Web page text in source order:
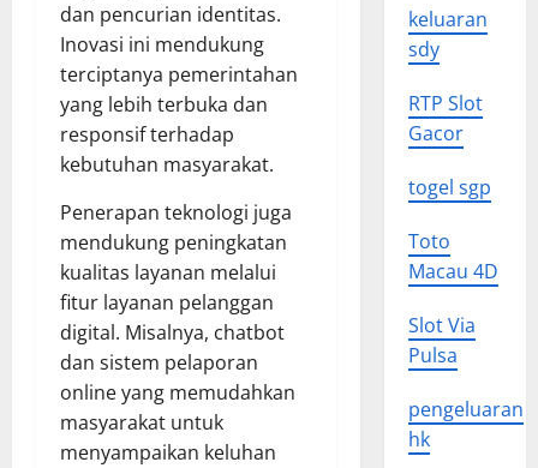
dan pencurian identitas.
Inovasi ini mendukung
terciptanya pemerintahan
yang lebih terbuka dan
responsif terhadap
kebutuhan masyarakat.
Penerapan teknologi juga
mendukung peningkatan
kualitas layanan melalui
fitur layanan pelanggan
digital. Misalnya, chatbot
dan sistem pelaporan
online yang memudahkan
masyarakat untuk
menyampaikan keluhan
keluaran
sdy
RTP Slot
Gacor
togel sgp
Toto
Macau 4D
Slot Via
Pulsa
pengeluaran
hk